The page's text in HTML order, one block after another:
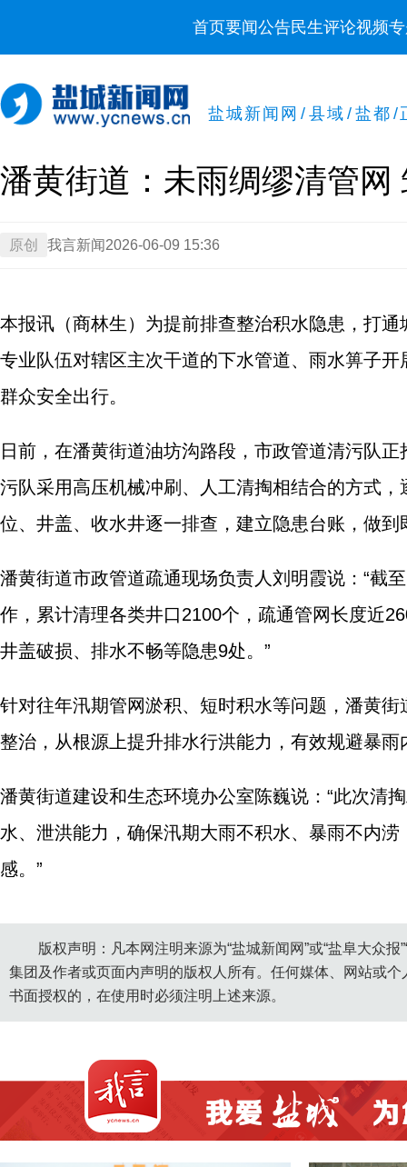
首页要闻公告民生评论视频
盐城新闻网 / 县域 / 盐都 /
潘黄街道：未雨绸缪清管网
原创 我言新闻 2026-06-09 15:36
本报讯（商林生）为提前排查整治积水隐患，打
专业队伍对辖区主次干道的下水管道、雨水箅子
群众安全出行。
日前，在潘黄街道油坊沟路段，市政管道清污队
污队采用高压机械冲刷、人工清掏相结合的方式
位、井盖、收水井逐一排查，建立隐患台账，做
潘黄街道市政管道疏通现场负责人刘明霞说：“截
作，累计清理各类井口2100个，疏通管网长度近
井盖破损、排水不畅等隐患9处。”
针对往年汛期管网淤积、短时积水等问题，潘黄
整治，从根源上提升排水行洪能力，有效规避暴雨
潘黄街道建设和生态环境办公室陈巍说：“此次清
水、泄洪能力，确保汛期大雨不积水、暴雨不内
感。”
版权声明：凡本网注明来源为“盐城新闻网”或“盐阜大众
集团及作者或页面内声明的版权人所有。任何媒体、网站或
书面授权的，在使用时必须注明上述来源。